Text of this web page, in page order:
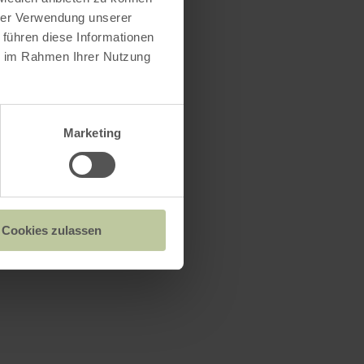
Verwendung unserer
diese Informationen
Rahmen Ihrer Nutzung
Marketing
Cookies zulassen